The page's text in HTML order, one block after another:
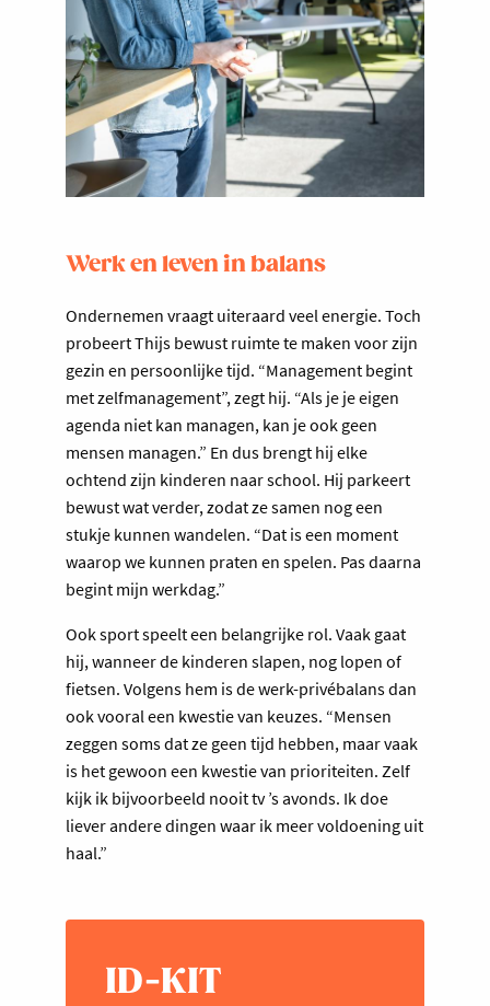
Werk en leven in balans
Ondernemen vraagt uiteraard veel energie. Toch
probeert Thijs bewust ruimte te maken voor zijn
gezin en persoonlijke tijd. “Management begint
met zelfmanagement”, zegt hij. “Als je je eigen
agenda niet kan managen, kan je ook geen
mensen managen.” En dus brengt hij elke
ochtend zijn kinderen naar school. Hij parkeert
bewust wat verder, zodat ze samen nog een
stukje kunnen wandelen. “Dat is een moment
waarop we kunnen praten en spelen. Pas daarna
begint mijn werkdag.”
Ook sport speelt een belangrijke rol. Vaak gaat
hij, wanneer de kinderen slapen, nog lopen of
fietsen. Volgens hem is de werk-privébalans dan
ook vooral een kwestie van keuzes. “Mensen
zeggen soms dat ze geen tijd hebben, maar vaak
is het gewoon een kwestie van prioriteiten. Zelf
kijk ik bijvoorbeeld nooit tv ’s avonds. Ik doe
liever andere dingen waar ik meer voldoening uit
haal.”
ID-KIT